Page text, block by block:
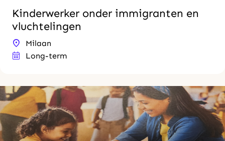
Kinderwerker onder immigranten en
vluchtelingen
Milaan
Long-term